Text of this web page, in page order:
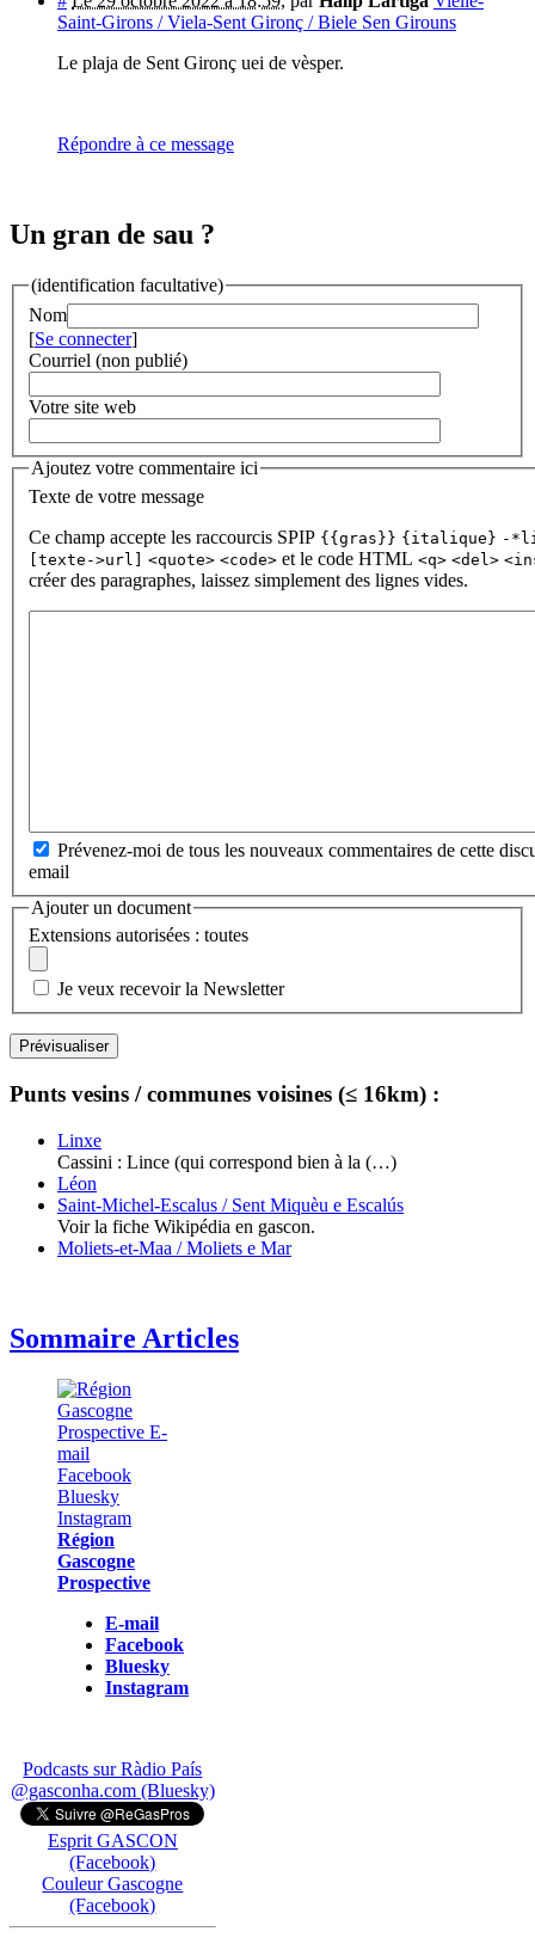
Saint-Girons / Viela-Sent Gironç / Biele Sen Girouns
Le plaja de Sent Gironç uei de vèsper.
Répondre à ce message
Un gran de sau ?
(identification facultative)
Nom
[Se connecter]
Courriel (non publié)
Votre site web
Ajoutez votre commentaire ici
Texte de votre message
Ce champ accepte les raccourcis SPIP {{gras}} {italique} -
[texte->url] <quote> <code> et le code HTML <q> <del>
créer des paragraphes, laissez simplement des lignes vides.
Prévenez-moi de tous les nouveaux commentaires de cette
email
Ajouter un document
Extensions autorisées : toutes
Je veux recevoir la Newsletter
Punts vesins / communes voisines (≤ 16km) :
Linxe
Cassini : Lince (qui correspond bien à la (…)
Léon
Saint-Michel-Escalus / Sent Miquèu e Escalús
Voir la fiche Wikipédia en gascon.
Moliets-et-Maa / Moliets e Mar
Sommaire Articles
Région
Gascogne
Prospective
E-mail
Facebook
Bluesky
Instagram
Podcasts sur Ràdio País
@gasconha.com (Bluesky)
Esprit GASCON
(Facebook)
Couleur Gascogne
(Facebook)